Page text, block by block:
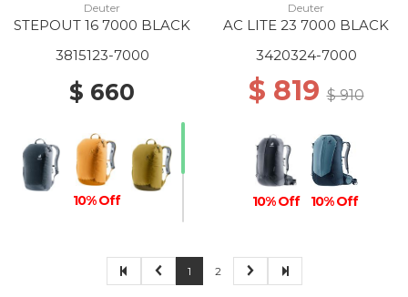
Deuter
STEPOUT 16 7000 BLACK
3815123-7000
$ 660
10% Off
Deuter
AC LITE 23 7000 BLACK
3420324-7000
$ 819$ 910
10% Off 10% Off
1 2